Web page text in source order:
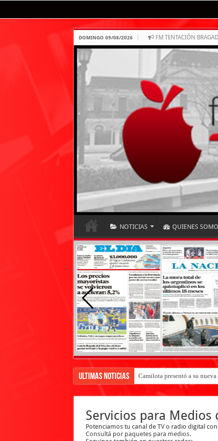
DOMINGO 09/08/2026 FM TENTACIÓN
NOTICIAS QUIENES
Ultimas Noticias Camilota presentó a su
Servicios para Medios
Potenciamos tu canal de TV o radio digital
Consultá por paquetes para medios.